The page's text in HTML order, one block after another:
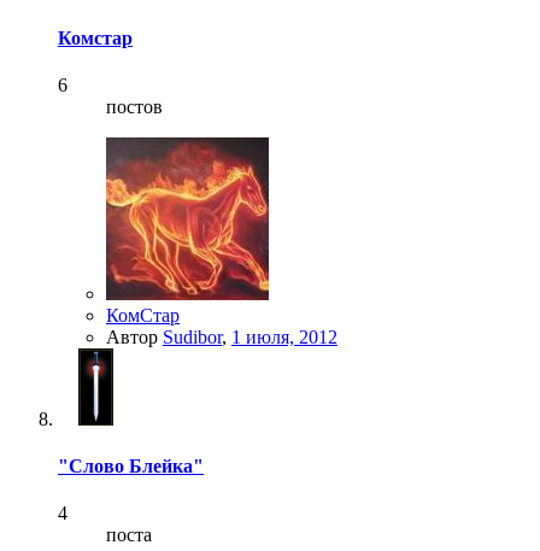
Комстар
6
постов
КомСтар
Автор Sudibor, 1 июля, 2012
"Слово Блейка"
4
поста